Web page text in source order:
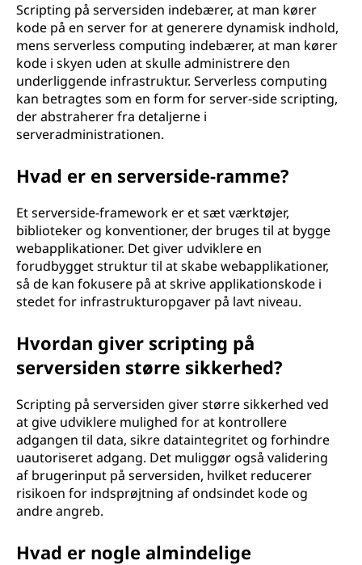
Scripting på serversiden indebærer, at man kører
kode på en server for at generere dynamisk indhold,
mens serverless computing indebærer, at man kører
kode i skyen uden at skulle administrere den
underliggende infrastruktur. Serverless computing
kan betragtes som en form for server-side scripting,
der abstraherer fra detaljerne i
serveradministrationen.
Hvad er en serverside-ramme?
Et serverside-framework er et sæt værktøjer,
biblioteker og konventioner, der bruges til at bygge
webapplikationer. Det giver udviklere en
forudbygget struktur til at skabe webapplikationer,
så de kan fokusere på at skrive applikationskode i
stedet for infrastrukturopgaver på lavt niveau.
Hvordan giver scripting på
serversiden større sikkerhed?
Scripting på serversiden giver større sikkerhed ved
at give udviklere mulighed for at kontrollere
adgangen til data, sikre dataintegritet og forhindre
uautoriseret adgang. Det muliggør også validering
af brugerinput på serversiden, hvilket reducerer
risikoen for indsprøjtning af ondsindet kode og
andre angreb.
Hvad er nogle almindelige